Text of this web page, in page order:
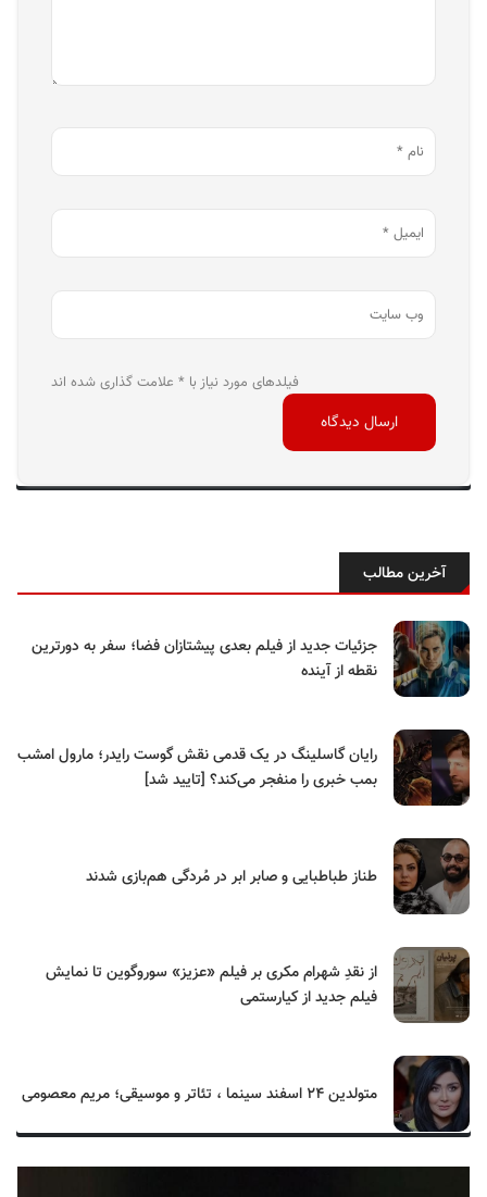
فیلدهای مورد نیاز با * علامت گذاری شده اند
آخرین مطالب
جزئیات جدید از فیلم بعدی پیشتازان فضا؛ سفر به دورترین
نقطه از آینده
رایان گاسلینگ در یک قدمی نقش گوست رایدر؛ مارول امشب
بمب خبری را منفجر می‌کند؟ [تایید شد]
طناز طباطبایی و صابر ابر در مُردگی هم‌بازی شدند
از نقدِ شهرام مکری بر فیلم «عزیز» سوروگوین تا نمایش
فیلم جدید از کیارستمی
متولدین ۲۴ اسفند سینما ، تئاتر و موسیقی؛ مریم معصومی